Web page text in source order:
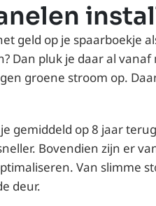
geld op je spaarboekje
Dan pluk je daar al
groene stroom op.
gemiddeld op 8 jaar
Bovendien zijn er
Van slimme
deur.